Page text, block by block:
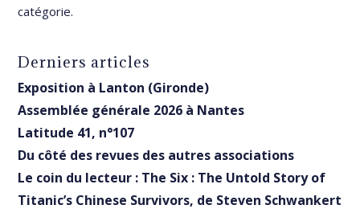
catégorie.
Derniers articles
Exposition à Lanton (Gironde)
Assemblée générale 2026 à Nantes
Latitude 41, n°107
Du côté des revues des autres associations
Le coin du lecteur : The Six : The Untold Story of
Titanic’s Chinese Survivors, de Steven Schwankert